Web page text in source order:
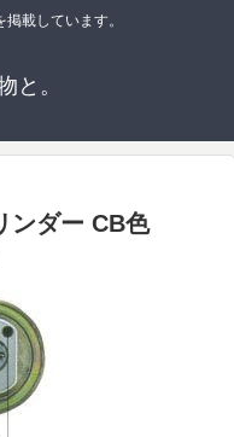
載しています。
と。
ンダー CB色